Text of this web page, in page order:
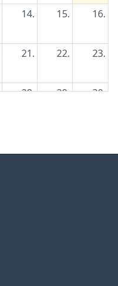
14. 15. 16.
21. 22. 23.
28. 29. 30.